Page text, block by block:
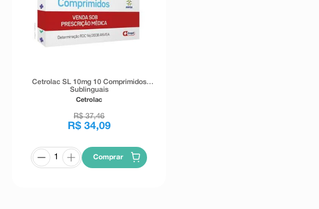
Cetrolac SL 10mg 10 Comprimidos
Sublinguais
Cetrolac
R$ 37,46
R$ 34,09
Comprar